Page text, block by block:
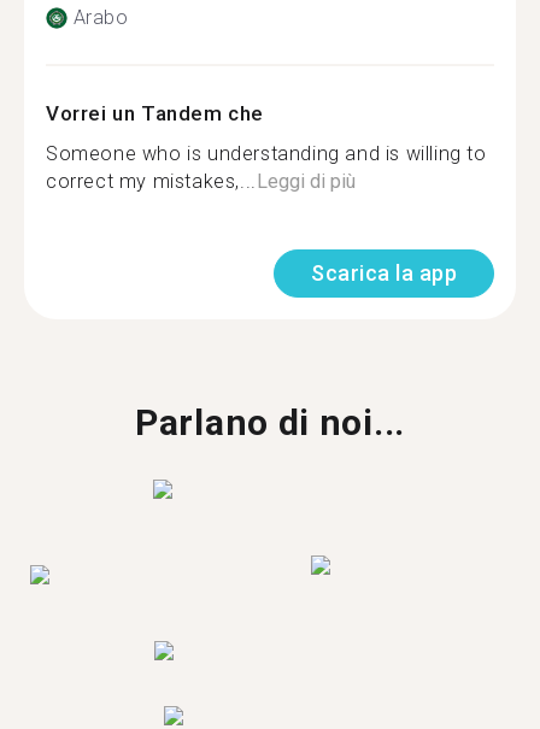
Arabo
Vorrei un Tandem che
Someone who is understanding and is willing to
correct my mistakes,...Leggi di più
Scarica la app
Parlano di noi...